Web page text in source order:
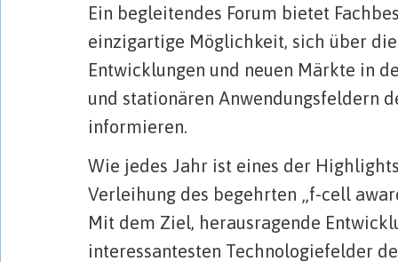
Ein begleitendes Forum bietet
einzigartige Möglichkeit, sich über
Entwicklungen und neuen Märkte in
und stationären Anwendungsfeldern
informieren.
Wie jedes Jahr ist eines der
Verleihung des begehrten „f-cell
Mit dem Ziel, herausragende
interessantesten Technologiefelder